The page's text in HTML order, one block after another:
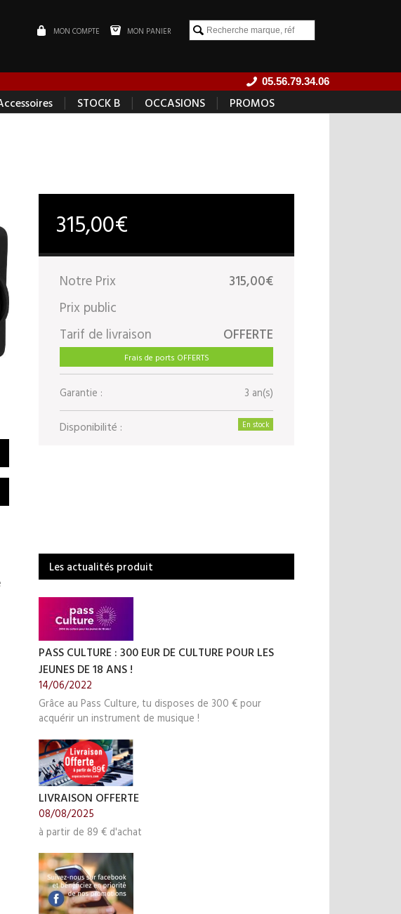
MON PANIER
MON COMPTE
05.56.79.34.06
| STOCK B | OCCASIONS | PROMOS
315,00€
Notre Prix
315,00€
Prix public
Tarif de livraison
OFFERTE
Frais de ports OFFERTS
Garantie : 3 an(s)
Disponibilité : En stock
Les actualités produit
PASS CULTURE : 300 EUR DE CULTURE POUR LES
JEUNES DE 18 ANS !
14/06/2022
Grâce au Pass Culture, tu disposes de 300 € pour
acquérir un instrument de musique !
LIVRAISON OFFERTE
08/08/2025
à partir de 89 € d'achat